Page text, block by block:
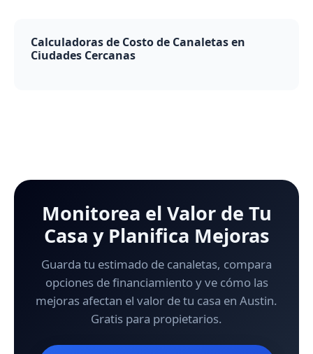
Calculadoras de Costo de Canaletas en
Ciudades Cercanas
Monitorea el Valor de Tu
Casa y Planifica Mejoras
Guarda tu estimado de canaletas, compara
opciones de financiamiento y ve cómo las
mejoras afectan el valor de tu casa en Austin.
Gratis para propietarios.